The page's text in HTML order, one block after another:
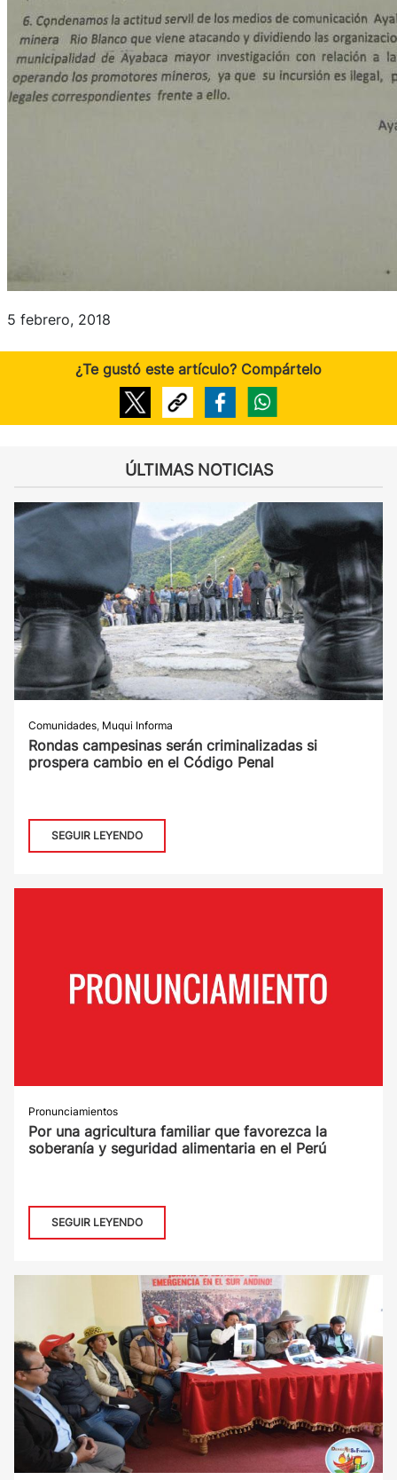
5 febrero, 2018
¿Te gustó este artículo? Compártelo
ÚLTIMAS NOTICIAS
Comunidades, Muqui Informa
Rondas campesinas serán criminalizadas si
prospera cambio en el Código Penal
SEGUIR LEYENDO
Pronunciamientos
Por una agricultura familiar que favorezca la
soberanía y seguridad alimentaria en el Perú
SEGUIR LEYENDO